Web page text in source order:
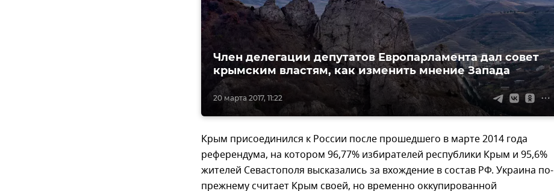
20 марта 2017, 11:22
Член делегации депутатов Европарламента дал совет
крымским властям, как изменить мнение Запада
Крым присоединился к России после прошедшего в марте 2014 года
референдума, на котором 96,77% избирателей республики Крым и 95,6%
жителей Севастополя высказались за вхождение в состав РФ. Украина по-
прежнему считает Крым своей, но временно оккупированной